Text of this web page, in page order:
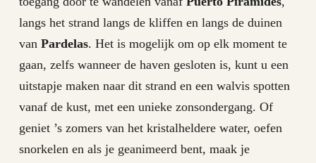
langs het strand langs de kliffen en langs de duinen
van Pardelas. Het is mogelijk om op elk moment te
gaan, zelfs wanneer de haven gesloten is, kunt u een
uitstapje maken naar dit strand en een walvis spotten
vanaf de kust, met een unieke zonsondergang. Of
geniet ’s zomers van het kristalheldere water, oefen
snorkelen en als je geanimeerd bent, maak je